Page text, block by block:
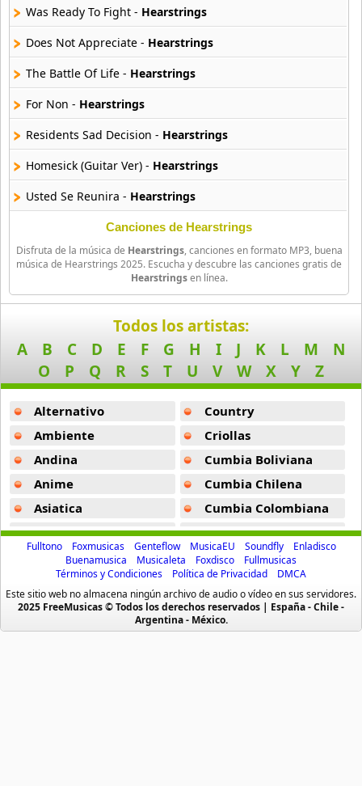
56 músicas online
BABYMONSTER
9 músicas online
BAP
4 músicas online
Big Bang
179 músicas online
BLACKPINK
34 músicas online
Block B
Boyfriend
10 músicas online
Brow Eyed Girl
BTOB
4 músicas online
BTS
112 músicas online
Busker Busker
11 músicas online
Was Ready To Fight - Hearstrings
Does Not Appreciate - Hearstrings
The Battle Of Life - Hearstrings
For Non - Hearstrings
Residents Sad Decision - Hearstrings
Homesick (Guitar Ver) - Hearstrings
Usted Se Reunira - Hearstrings
What Do You Think We Should Do -Hearstrings
Canciones de Hearstrings
Disfruta de la música de Hearstrings, canciones en formato MP3, buena
música de Hearstrings 2025. Escucha y descubre las canciones gratis de
Hearstringsen línea.
Todos los artistas:
A
B C D E F G H I J K L M
N
O
P Q R S T U V W X Y Z
Alternativo
Ambiente
Andina
Anime
Asiatica
Atevip
Bachatas
Baladas
Baladas De Oro
Baladas En Ingles
Country
Criollas
Cumbia Boliviana
Cumbia Chilena
Cumbia Colombiana
Cumbia Ecuatoriana
Cumbia Mexicana
Cumbia Pop
Cumbia Surena
Cumbias
Fulltono Foxmusicas Genteflow MusicaEU Soundfly
Enladisco
Buenamusica
Musicaleta Foxdisco
Fullmusicas
Términos y Condiciones
Política de Privacidad
DMCA
Este sitio web no almacena ningún archivo de audio o vídeo en sus servidores.
2025 FreeMusicas © Todos los derechos reservados | España - Chile -
Argentina - México.